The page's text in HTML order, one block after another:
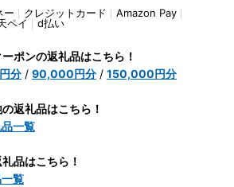
ー クレジットカード
Amazon Pay
ペイ d払い
ポンの返礼品はこちら！
分 / 90,000円分 / 150,000円分
返礼品はこちら！
一覧
品はこちら！
覧